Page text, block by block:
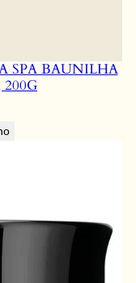
SPA BAUNILHA